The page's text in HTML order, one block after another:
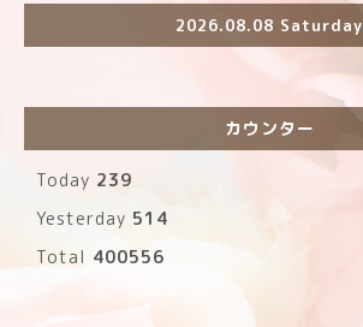
2026.08.08 Saturday
カウンター
Today 239
Yesterday 514
Total 400556